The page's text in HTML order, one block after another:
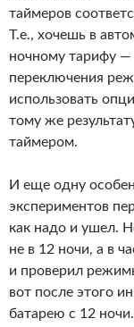
таймеров
Т.е., хочешь в
ночному тарифу —
переключения
использовать
тому же
таймером.
И еще одну
экспериментов
как надо и ушел.
не в 12 ночи, а в
и проверил
вот после этого
батарею с 12